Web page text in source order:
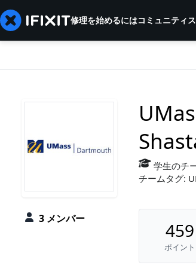
修理を始めるにはコミュニティ
3 メンバー
学生のチ
チームタグ:
459
ポイント